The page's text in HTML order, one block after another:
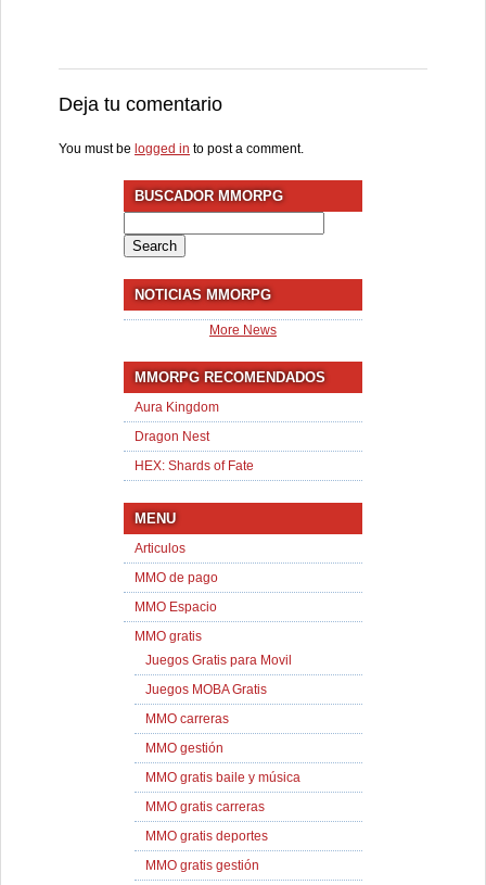
Deja tu comentario
You must be logged in to post a comment.
BUSCADOR MMORPG
for:
NOTICIAS MMORPG
More News
MMORPG RECOMENDADOS
Aura Kingdom
Dragon Nest
HEX: Shards of Fate
MENU
Articulos
MMO de pago
MMO Espacio
MMO gratis
Juegos Gratis para Movil
Juegos MOBA Gratis
MMO carreras
MMO gestión
MMO gratis baile y música
MMO gratis carreras
MMO gratis deportes
MMO gratis gestión